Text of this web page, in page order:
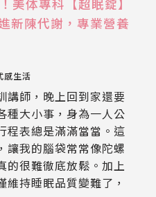
美体專科【超眠錠】
新陳代謝，專業營養
感生活
講師，晚上回到家還要
種大小事，身為一人公
程表總是滿滿當當。這
讓我的腦袋常常像陀螺
的很難徹底放鬆。加上
持睡眠品質變難了，